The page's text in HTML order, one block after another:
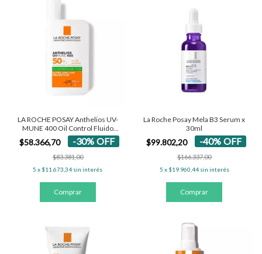
LA ROCHE POSAY Anthelios UV-
MUNE 400 Oil Control Fluido
SPF50+
$58.366,70 -30%OFF
$83.381,00
5 x $11.673,34 sin interés
La Roche Posay Mela B3 Serum x
30ml
$99.802,20 -40% OFF
$166.337,00
5 x $19.960,44 sin interés